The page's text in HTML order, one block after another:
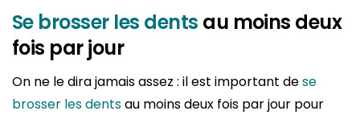
Se brosser les dents au moins deux
fois par jour
On ne le dira jamais assez : il est important dese
brosser les dentsau moins deux fois par jour pour